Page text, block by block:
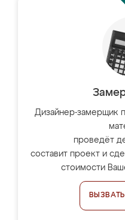
Дизайнер-замерщик
проведёт
составит проект и
стоимости